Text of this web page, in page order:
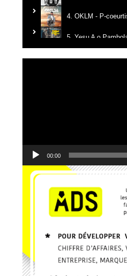
4. OKLM - P-
5. Yesu A o
6. Tikanga na
00:00